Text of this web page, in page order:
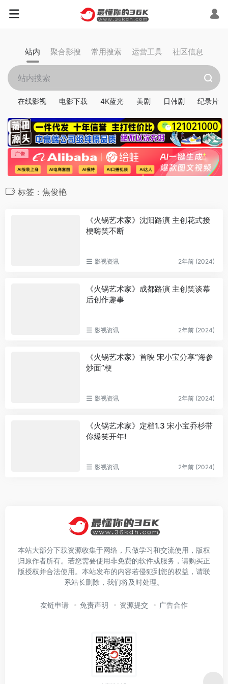
站内 聚合影搜 常用搜索 运营工具 社区信息
在线影视 电影下载 4K蓝光 美剧 日韩剧 纪录片
标签：焦俊艳
《火锅艺术家》沈阳路演 主创花式接
梗嗨笑不断
影视资讯 2年前 (2024)
《火锅艺术家》成都路演 主创笑谈幕
后创作趣事
影视资讯 2年前 (2024)
《火锅艺术家》首映 宋小宝分享“海参
炒面”梗
影视资讯 2年前 (2024)
《火锅艺术家》定档1.3 宋小宝乔杉带
你爆笑开年!
影视资讯 2年前 (2024)
本站大部分下载资源收集于网络，只做学习和交流使用，版权
归原作者所有。若您需要使用非免费的软件或服务，请购买正
版授权并合法使用。本站发布的内容若侵犯到您的权益，请联
系站长删除，我们将及时处理。
友链申请 免责声明 资源提交 广告合作